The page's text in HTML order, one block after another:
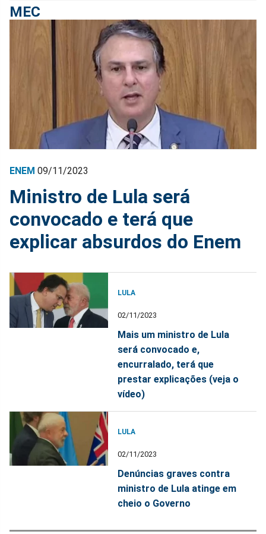
MEC
ENEM 09/11/2023
Ministro de Lula será
convocado e terá que
explicar absurdos do Enem
LULA
02/11/2023
Mais um ministro de Lula
será convocado e,
encurralado, terá que
prestar explicações (veja o
vídeo)
LULA
02/11/2023
Denúncias graves contra
ministro de Lula atinge em
cheio o Governo